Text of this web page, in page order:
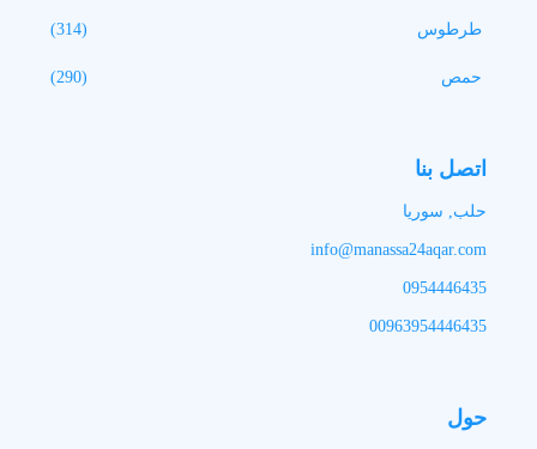
طرطوس (314)
حمص (290)
اتصل بنا
حلب, سوريا
info@manassa24aqar.com
0954446435
00963954446435
حول